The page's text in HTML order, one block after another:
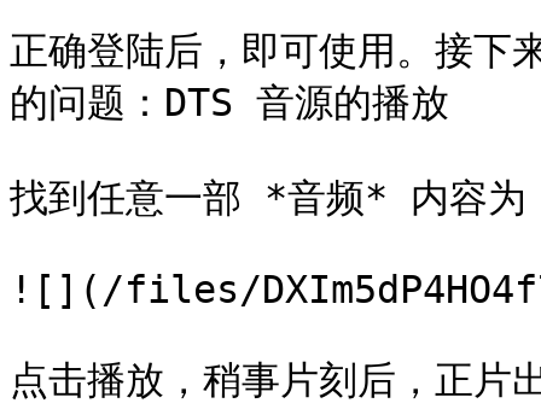
正确登陆后，即可使用。接
的问题：DTS 音源的播放
找到任意一部 *音频* 内容
![](/files/
点击播放，稍事片刻后，正片